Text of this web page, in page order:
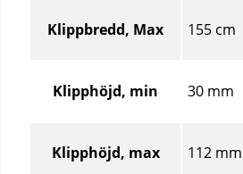
Klippbredd, Max 155 cm
Klipphöjd, min 30 mm
Klipphöjd, max 112 mm